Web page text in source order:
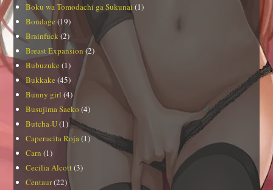
Boku wa Tomodachi ga Sukunai (1)
Bondage (19)
Brainfuck (2)
Breast Expansion (2)
Bubuzuke (1)
Bukkake (45)
Bunny girl (4)
Busujima Saeko (4)
Butcha-U(1)
Caperucita Roja (1)
Carn (1)
Cecilia Alcott (3)
Centaur(22)